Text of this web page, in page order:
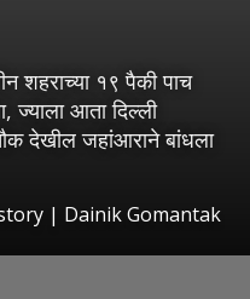
शहराच्या १९ पैकी पाच
ज्याला आता दिल्ली
देखील जहांआराने बांधला
| Dainik Gomantak